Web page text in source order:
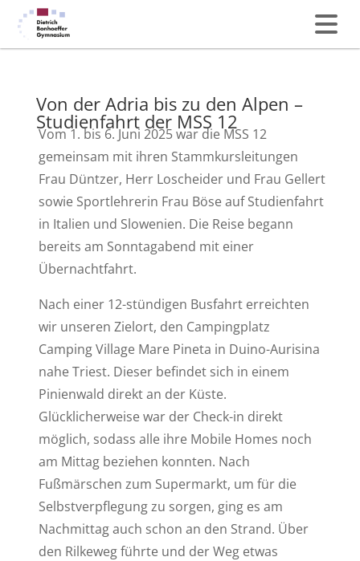
Von der Adria bis zu den Alpen –
Studienfahrt der MSS 12
Vom 1. bis 6. Juni 2025 war die MSS 12
gemeinsam mit ihren Stammkursleitungen
Frau Düntzer, Herr Loscheider und Frau Gellert
sowie Sportlehrerin Frau Böse auf Studienfahrt
in Italien und Slowenien. Die Reise begann
bereits am Sonntagabend mit einer
Übernachtfahrt.
Nach einer 12-stündigen Busfahrt erreichten
wir unseren Zielort, den Campingplatz
Camping Village Mare Pineta in Duino-Aurisina
nahe Triest. Dieser befindet sich in einem
Pinienwald direkt an der Küste.
Glücklicherweise war der Check-in direkt
möglich, sodass alle ihre Mobile Homes noch
am Mittag beziehen konnten. Nach
Fußmärschen zum Supermarkt, um für die
Selbstverpflegung zu sorgen, ging es am
Nachmittag auch schon an den Strand. Über
den Rilkeweg führte und der Weg etwas